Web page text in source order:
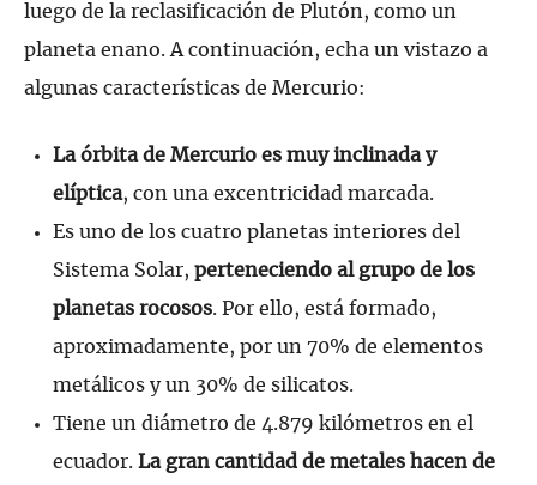
luego de la reclasificación de Plutón, como un
planeta enano. A continuación, echa un vistazo a
algunas características de Mercurio:
La órbita de Mercurio es muy inclinada y
elíptica, con una excentricidad marcada.
Es uno de los cuatro planetas interiores del
Sistema Solar, perteneciendo al grupo de los
planetas rocosos. Por ello, está formado,
aproximadamente, por un 70% de elementos
metálicos y un 30% de silicatos.
Tiene un diámetro de 4.879 kilómetros en el
ecuador. La gran cantidad de metales hacen de